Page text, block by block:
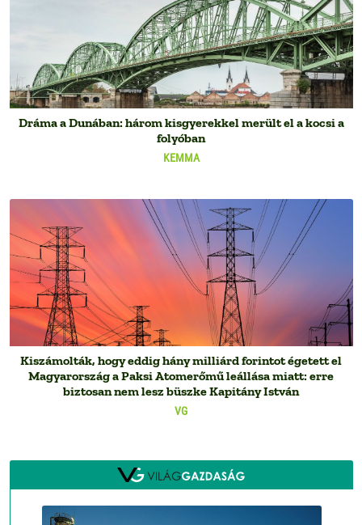
KEMMA
Dráma a Dunában: három kisgyerekkel merült el a kocsi a
folyóban
VG
Kiszámolták, hogy eddig hány milliárd forintot égetett el
Magyarország a Paksi Atomerőmű leállása miatt: erre
biztosan nem lesz büszke Kapitány István